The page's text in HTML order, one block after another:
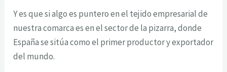
Y es que si algo es puntero en el tejido empresarial de
nuestra comarca es en el sector de la pizarra, donde
España se sitúa como el primer productor y exportador
del mundo.